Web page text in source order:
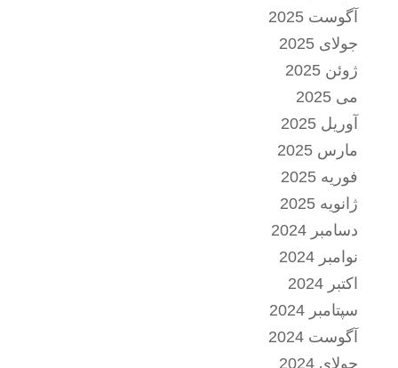
آگوست 2025
جولای 2025
ژوئن 2025
می 2025
آوریل 2025
مارس 2025
فوریه 2025
ژانویه 2025
دسامبر 2024
نوامبر 2024
اکتبر 2024
سپتامبر 2024
آگوست 2024
جولای 2024